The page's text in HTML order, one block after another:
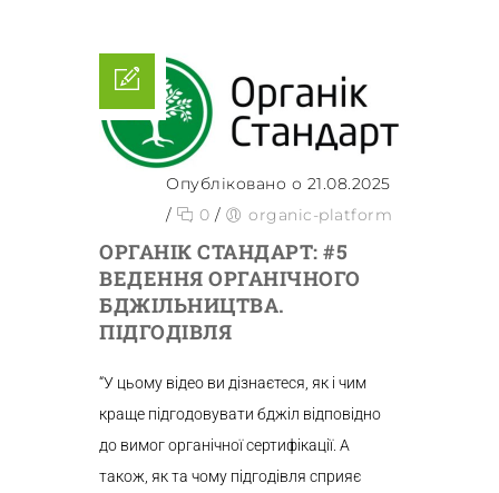
Опубліковано о 21.08.2025
/
0 / organic-platform
ОРГАНІК СТАНДАРТ: #5
ВЕДЕННЯ ОРГАНІЧНОГО
БДЖІЛЬНИЦТВА.
ПІДГОДІВЛЯ
“У цьому відео ви дізнаєтеся, як і чим
краще підгодовувати бджіл відповідно
до вимог органічної сертифікації. А
також, як та чому підгодівля сприяє